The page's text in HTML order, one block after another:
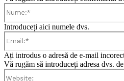
Introduceți aici numele dvs.
Ați introdus o adresă de e-mail
Vă rugăm să introduceți adresa dvs.